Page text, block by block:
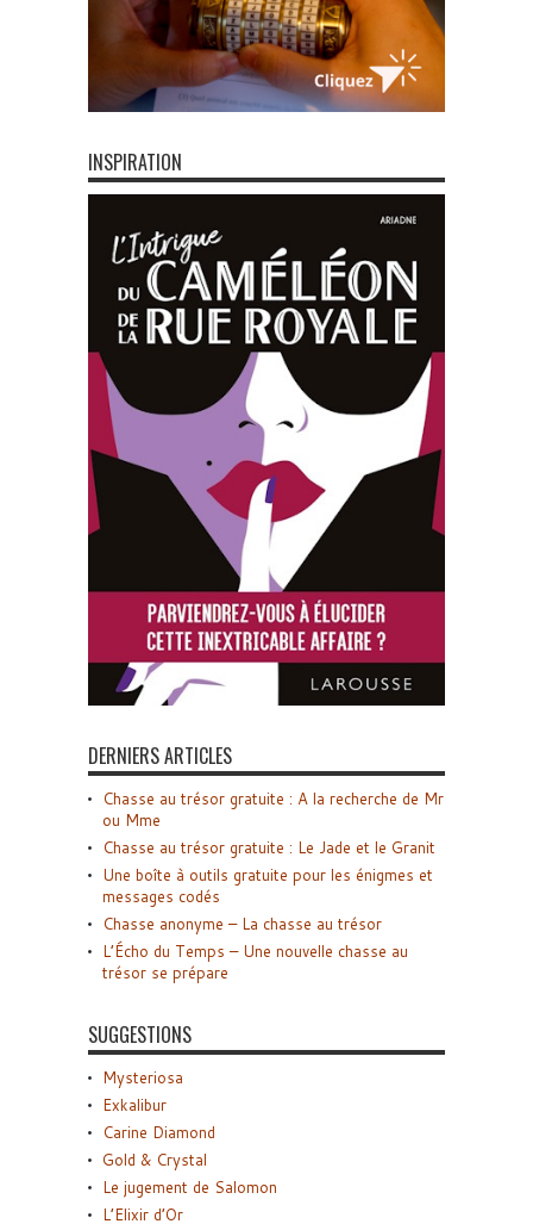
INSPIRATION
DERNIERS ARTICLES
Chasse au trésor gratuite : A la recherche de Mr
ou Mme
Chasse au trésor gratuite : Le Jade et le Granit
Une boîte à outils gratuite pour les énigmes et
messages codés
Chasse anonyme – La chasse au trésor
L’Écho du Temps – Une nouvelle chasse au
trésor se prépare
SUGGESTIONS
Mysteriosa
Exkalibur
Carine Diamond
Gold & Crystal
Le jugement de Salomon
L’Elixir d’Or